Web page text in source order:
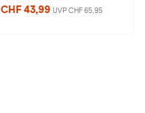
CHF 43,99 UVP CHF 65,95